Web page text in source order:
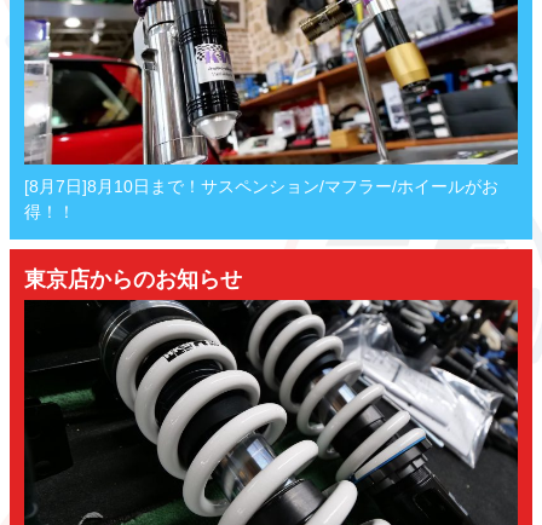
[8月7日]8月10日まで！サスペンション/マフラー/ホイールがお
得！！
東京店からのお知らせ